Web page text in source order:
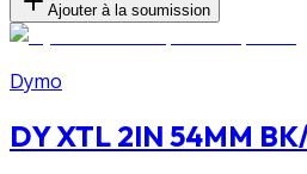
Ajouter à la soumission
Dymo
DY XTL 2IN 54MM